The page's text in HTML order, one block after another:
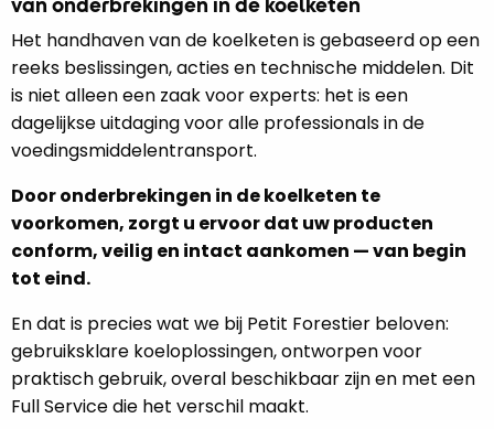
Het handhaven van de koelketen is gebaseerd op een
reeks beslissingen, acties en technische middelen. Dit
is niet alleen een zaak voor experts: het is een
dagelijkse uitdaging voor alle professionals in de
voedingsmiddelentransport.
Door onderbrekingen in de koelketen te
voorkomen, zorgt u ervoor dat uw producten
conform, veilig en intact aankomen — van begin
tot eind.
En dat is precies wat we bij Petit Forestier beloven:
gebruiksklare koeloplossingen, ontworpen voor
praktisch gebruik, overal beschikbaar zijn en met een
Full Service die het verschil maakt.